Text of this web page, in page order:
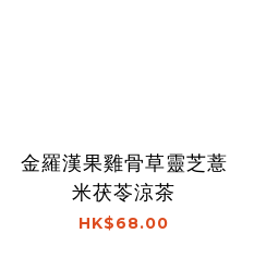
金羅漢果雞骨草靈芝薏
米茯苓涼茶
HK$68.00